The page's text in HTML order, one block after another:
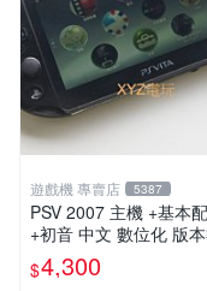
遊戲機 專賣店 5387
PSV 2007 主機 +基本
+初音 中文 數位化 版
PS Vita2007 保修一年 85成
新
$4,300